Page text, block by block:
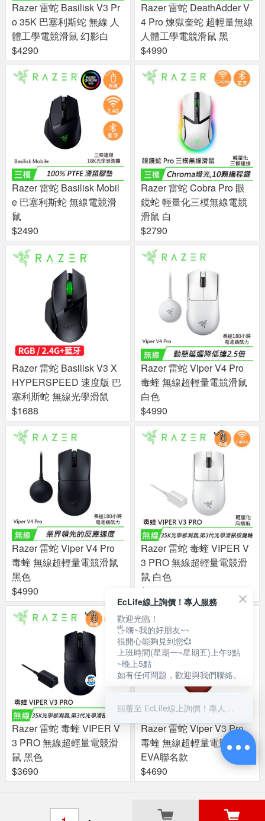
Razer 雷蛇 Basilisk V3 Pr
o 35K 巴塞利斯蛇 無線 人
體工學電競滑鼠 幻影白
$4290
Razer 雷蛇 DeathAdder V
4 Pro 煉獄奎蛇 超輕量無線
人體工學電競滑鼠 黑
$4990
Razer 雷蛇 Basilisk Mobil
e 巴塞利斯蛇 無線電競滑
鼠
$2490
Razer 雷蛇 Cobra Pro 眼
鏡蛇 輕量化三模無線電競
滑鼠 白
$2790
Razer 雷蛇 Basilisk V3 X
HYPERSPEED 速度版 巴
塞利斯蛇 無線光學滑鼠
$1688
Razer 雷蛇 Viper V4 Pro
毒蝰 無線超輕量電競滑鼠
白色
$4990
Razer 雷蛇 Viper V4 Pro
毒蝰 無線超輕量電競滑鼠
黑色
$4990
Razer 雷蛇 毒蝰 VIPER V
3 PRO 無線超輕量電競滑
鼠 白色
$3690
Razer 雷蛇 毒蝰 VIPER V
3 PRO 無線超輕量電競滑
鼠 黑色
$3690
Razer 雷蛇 Viper V3 Pro
毒蝰 無線超輕量電競滑鼠
EVA聯名款
$4690
關於良興
EcLife線上詢價！專人服務
歡迎光臨！
🖐嗨~我的好朋友~~
很開心能夠見到您💞
上班時間(星期一~星期五)上午9點
~晚上5點
如有任何問題，歡迎與我們聯絡。
回覆至 EcLife線上詢價！專人服務